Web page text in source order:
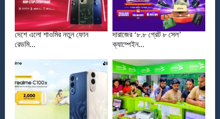
দেশে এলো শাওমির নতুন ফোন
রেডমি...
দারাজের ‘৮.৮ গ্রেট ৮ সেল’
ক্যাম্পেইন...